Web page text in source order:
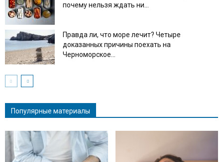
почему нельзя ждать ни...
Правда ли, что море лечит? Четыре
доказанных причины поехать на
Черноморское...
Популярные материалы